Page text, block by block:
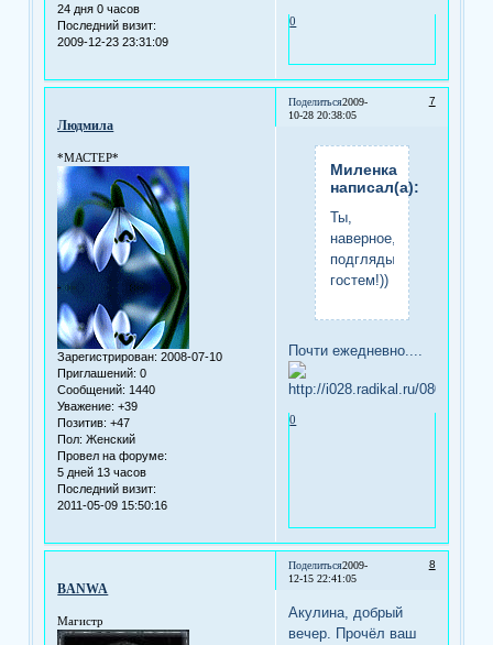
24 дня 0 часов
Последний визит:
2009-12-23 23:31:09
0
Поделиться 7
2009-
10-28 20:38:05
Людмила
*МАСТЕР*
Зарегистрирован: 2008-07-10
Приглашений: 0
Сообщений: 1440
Уважение: +39
Позитив: +47
Пол: Женский
Провел на форуме:
5 дней 13 часов
Последний визит:
2011-05-09 15:50:16
Миленка
написал(а):
Ты,
наверное,
подглядываешь
гостем!))
Почти ежедневно....
0
Поделиться 8
2009-
12-15 22:41:05
BANWA
Магистр
Акулина, добрый
вечер. Прочёл ваш